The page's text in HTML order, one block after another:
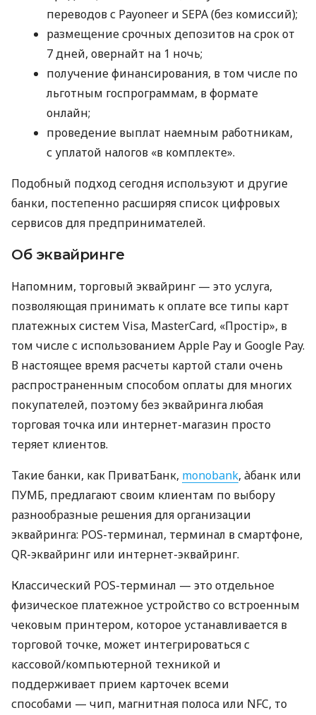
переводов с Payoneer и SEPA (без комиссий);
размещение срочных депозитов на срок от
7 дней, овернайт на 1 ночь;
получение финансирования, в том числе по
льготным госпрограммам, в формате
онлайн;
проведение выплат наемным работникам,
с уплатой налогов «в комплекте».
Подобный подход сегодня используют и другие
банки, постепенно расширяя список цифровых
сервисов для предпринимателей.
Об эквайринге
Напомним, торговый эквайринг — это услуга,
позволяющая принимать к оплате все типы карт
платежных систем Visa, MasterCard, «Простір», в
том числе с использованием Apple Pay и Google Pay.
В настоящее время расчеты картой стали очень
распространенным способом оплаты для многих
покупателей, поэтому без эквайринга любая
торговая точка или интернет-магазин просто
теряет клиентов.
Такие банки, как ПриватБанк, monobank, àбанк или
ПУМБ, предлагают своим клиентам по выбору
разнообразные решения для организации
эквайринга: POS-терминал, терминал в смартфоне,
QR-эквайринг или интернет-эквайринг.
Классический POS-терминал — это отдельное
физическое платежное устройство со встроенным
чековым принтером, которое устанавливается в
торговой точке, может интегрироваться с
кассовой/компьютерной техникой и
поддерживает прием карточек всеми
способами — чип, магнитная полоса или NFC, то